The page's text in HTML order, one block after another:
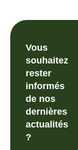
Vous
souhaitez
rester
informés
de nos
dernières
actualités
?